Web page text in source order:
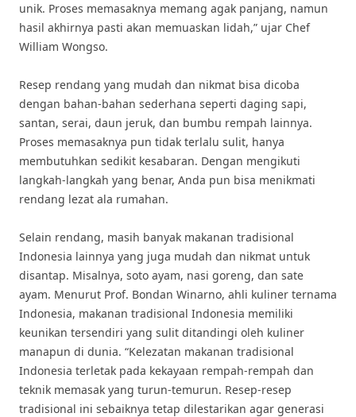
unik. Proses memasaknya memang agak panjang, namun
hasil akhirnya pasti akan memuaskan lidah,” ujar Chef
William Wongso.
Resep rendang yang mudah dan nikmat bisa dicoba
dengan bahan-bahan sederhana seperti daging sapi,
santan, serai, daun jeruk, dan bumbu rempah lainnya.
Proses memasaknya pun tidak terlalu sulit, hanya
membutuhkan sedikit kesabaran. Dengan mengikuti
langkah-langkah yang benar, Anda pun bisa menikmati
rendang lezat ala rumahan.
Selain rendang, masih banyak makanan tradisional
Indonesia lainnya yang juga mudah dan nikmat untuk
disantap. Misalnya, soto ayam, nasi goreng, dan sate
ayam. Menurut Prof. Bondan Winarno, ahli kuliner ternama
Indonesia, makanan tradisional Indonesia memiliki
keunikan tersendiri yang sulit ditandingi oleh kuliner
manapun di dunia. “Kelezatan makanan tradisional
Indonesia terletak pada kekayaan rempah-rempah dan
teknik memasak yang turun-temurun. Resep-resep
tradisional ini sebaiknya tetap dilestarikan agar generasi